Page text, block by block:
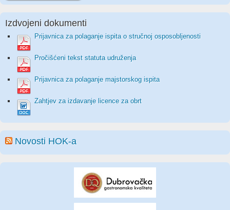
Izdvojeni dokumenti
Prijavnica za polaganje ispita o stručnoj osposobljenosti
Pročišćeni tekst statuta udruženja
Prijavnica za polaganje majstorskog ispita
Zahtjev za izdavanje licence za obrt
Novosti HOK-a